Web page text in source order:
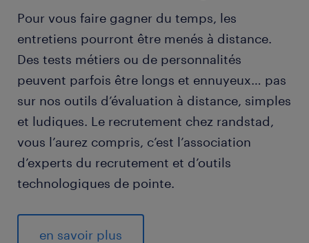
Pour vous faire gagner du temps, les
entretiens pourront être menés à distance.
Des tests métiers ou de personnalités
peuvent parfois être longs et ennuyeux… pas
sur nos outils d’évaluation à distance, simples
et ludiques. Le recrutement chez randstad,
vous l’aurez compris, c’est l’association
d’experts du recrutement et d’outils
technologiques de pointe.
en savoir plus